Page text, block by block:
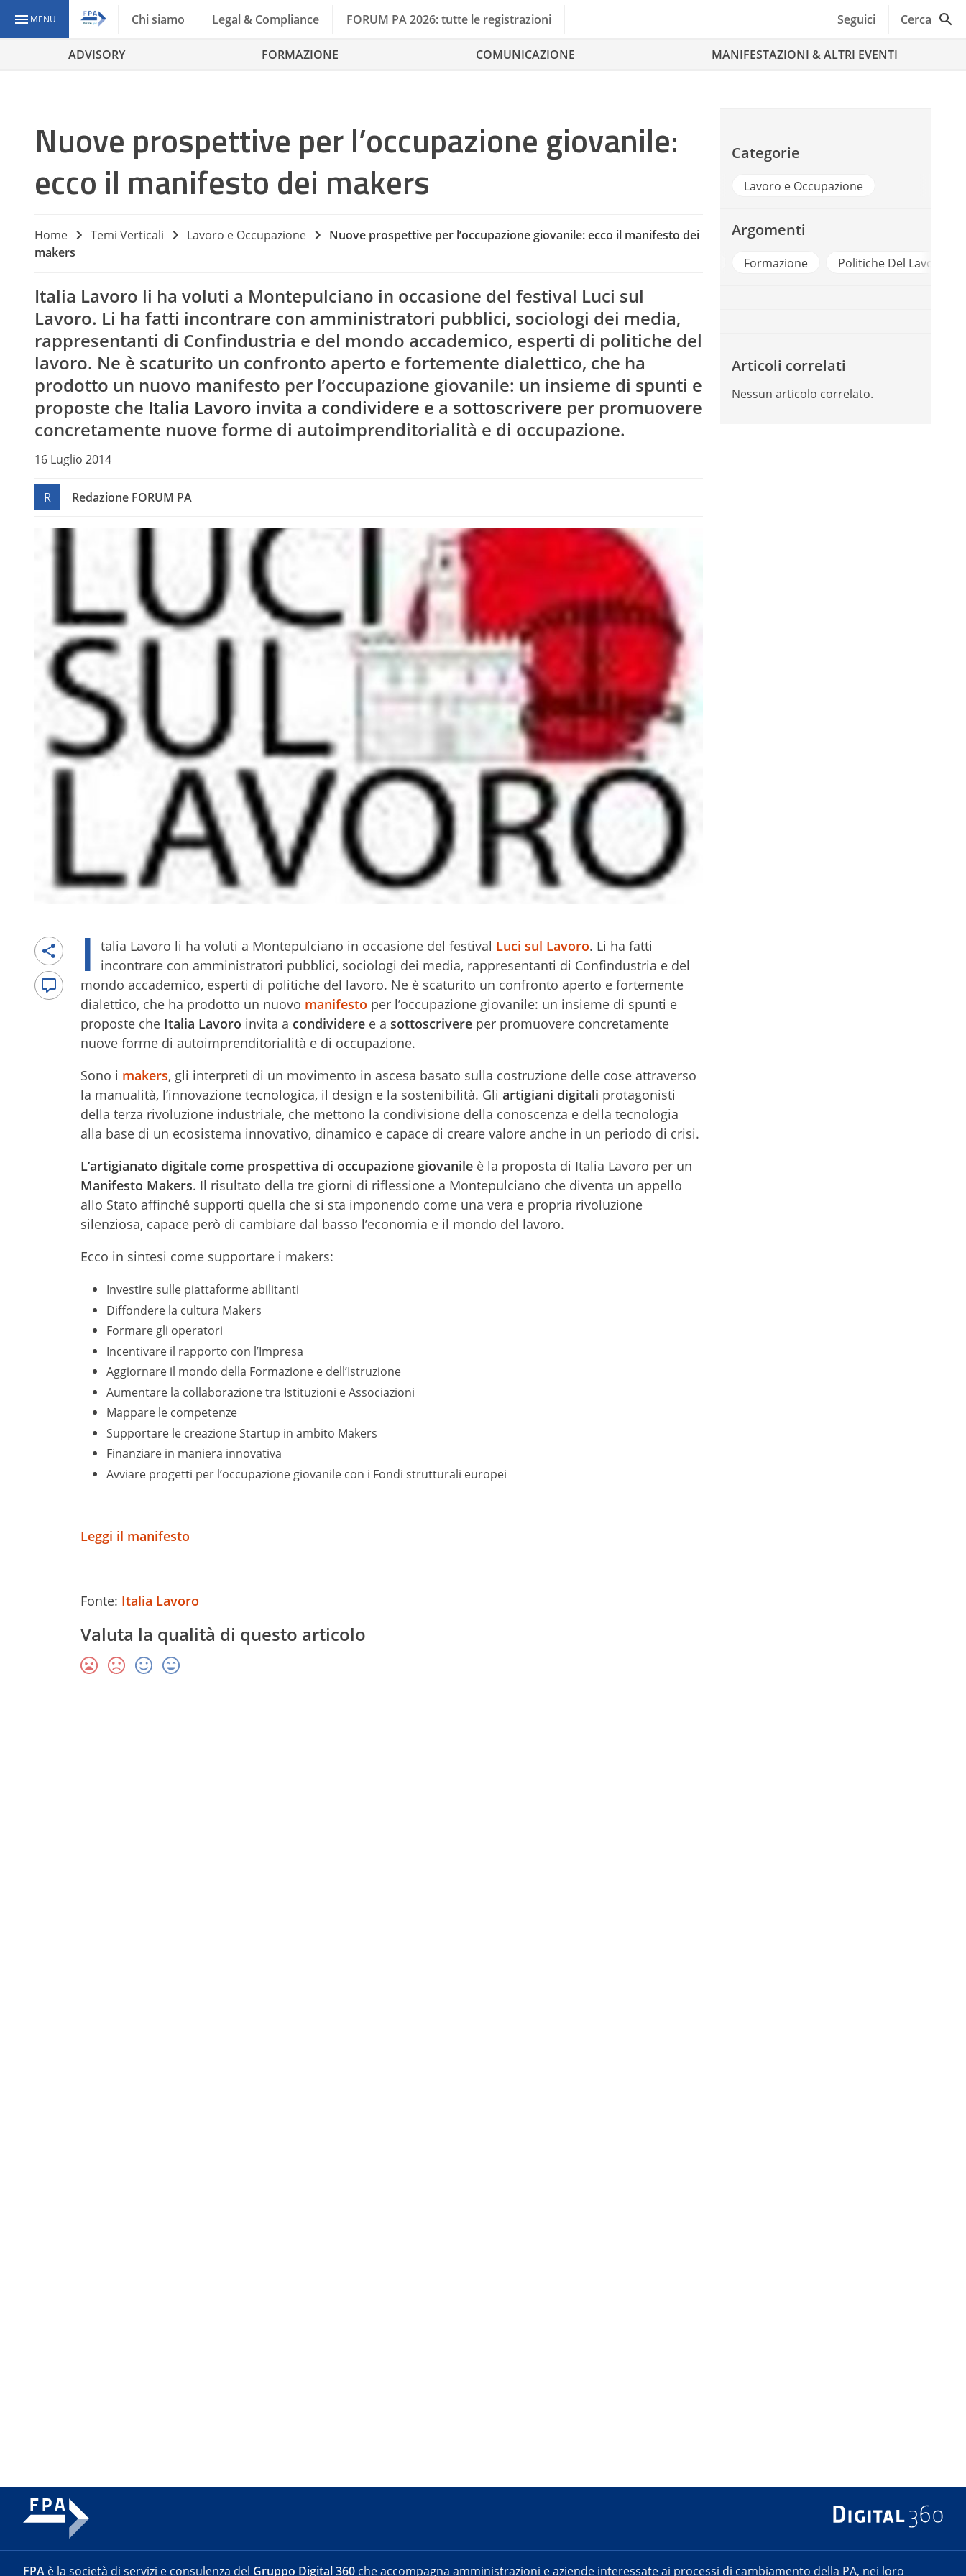
MENU Chi siamo Legal & Compliance FORUM PA 2026: tutte le registrazioni Seguici Cerca
ADVISORY FORMAZIONE COMUNICAZIONE MANIFESTAZIONI & ALTRI EVENTI
Nuove prospettive per l’occupazione giovanile:
ecco il manifesto dei makers
Home Temi Verticali Lavoro e Occupazione
Nuove prospettive per l’occupazione giovanile: ecco il manifesto dei
makers
Italia Lavoro li ha voluti a Montepulciano in occasione del festival Luci sul
Lavoro. Li ha fatti incontrare con amministratori pubblici, sociologi dei media,
rappresentanti di Confindustria e del mondo accademico, esperti di politiche del
lavoro. Ne è scaturito un confronto aperto e fortemente dialettico, che ha
prodotto un nuovo manifesto per l’occupazione giovanile: un insieme di spunti e
proposte che Italia Lavoro invita a condividere e a sottoscrivere per promuovere
concretamente nuove forme di autoimprenditorialità e di occupazione.
16 Luglio 2014
R Redazione FORUM PA
I talia Lavoro li ha voluti a Montepulciano in occasione del festival Luci sul Lavoro. Li ha fatti
incontrare con amministratori pubblici, sociologi dei media, rappresentanti di Confindustria e del
mondo accademico, esperti di politiche del lavoro. Ne è scaturito un confronto aperto e fortemente
dialettico, che ha prodotto un nuovo manifesto per l’occupazione giovanile: un insieme di spunti e
proposte che Italia Lavoro invita a condividere e a sottoscrivere per promuovere concretamente
nuove forme di autoimprenditorialità e di occupazione.
Sono i makers, gli interpreti di un movimento in ascesa basato sulla costruzione delle cose attraverso
la manualità, l’innovazione tecnologica, il design e la sostenibilità. Gli artigiani digitali protagonisti
della terza rivoluzione industriale, che mettono la condivisione della conoscenza e della tecnologia
alla base di un ecosistema innovativo, dinamico e capace di creare valore anche in un periodo di crisi.
L’artigianato digitale come prospettiva di occupazione giovanile è la proposta di Italia Lavoro per un
Manifesto Makers. Il risultato della tre giorni di riflessione a Montepulciano che diventa un appello
allo Stato affinché supporti quella che si sta imponendo come una vera e propria rivoluzione
silenziosa, capace però di cambiare dal basso l’economia e il mondo del lavoro.
Ecco in sintesi come supportare i makers:
Investire sulle piattaforme abilitanti
Diffondere la cultura Makers
Formare gli operatori
Incentivare il rapporto con l’Impresa
Aggiornare il mondo della Formazione e dell’Istruzione
Aumentare la collaborazione tra Istituzioni e Associazioni
Mappare le competenze
Supportare le creazione Startup in ambito Makers
Finanziare in maniera innovativa
Avviare progetti per l’occupazione giovanile con i Fondi strutturali europei
Leggi il manifesto
Fonte: Italia Lavoro
Valuta la qualità di questo articolo
Categorie
Lavoro e Occupazione
Argomenti
Formazione Politiche Del Lavoro E
Articoli correlati
Nessun articolo correlato.
FPA è la società di servizi e consulenza del Gruppo Digital 360 che accompagna amministrazioni e aziende interessate ai processi di cambiamento della PA, nei loro